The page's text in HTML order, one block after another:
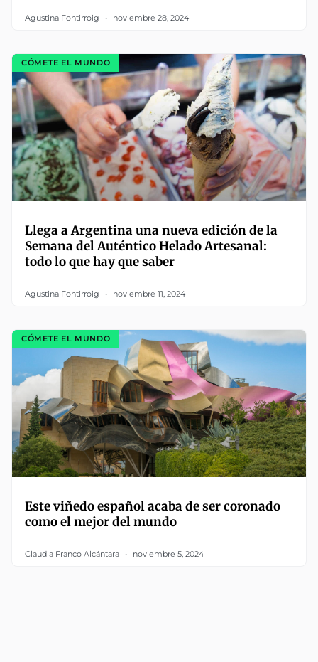
Agustina Fontirroig noviembre 28, 2024
CÓMETE EL MUNDO
Llega a Argentina una nueva edición de la
Semana del Auténtico Helado Artesanal:
todo lo que hay que saber
Agustina Fontirroig noviembre 11, 2024
CÓMETE EL MUNDO
Este viñedo español acaba de ser coronado
como el mejor del mundo
Claudia Franco Alcántara noviembre 5, 2024